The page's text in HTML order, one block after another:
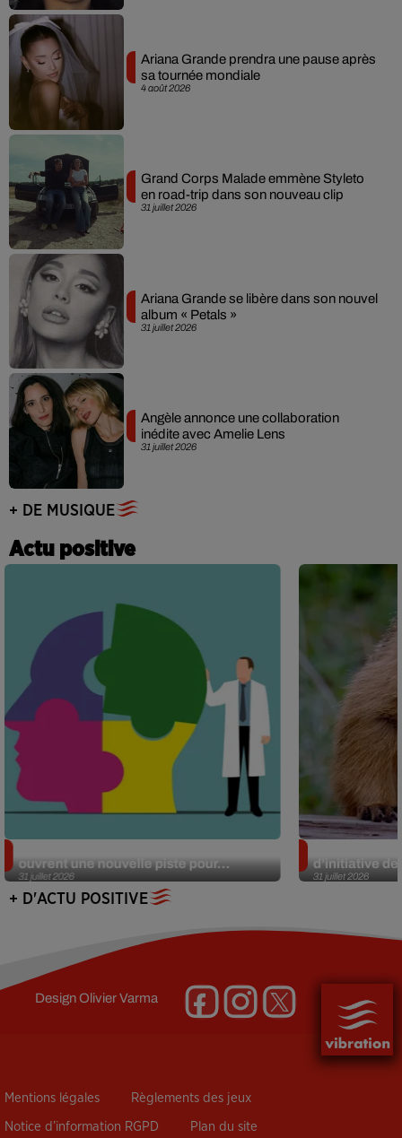
4 août 2026
Ariana Grande prendra une pause après
sa tournée mondiale
31 juillet 2026
Grand Corps Malade emmène Styleto
en road-trip dans son nouveau clip
31 juillet 2026
Ariana Grande se libère dans son nouvel
album « Petals »
31 juillet 2026
Angèle annonce une collaboration
inédite avec Amelie Lens
+ DE MUSIQUE
Actu positive
31 juillet 2026
ouvrent une nouvelle piste pour...
31 juillet 2026
d’initiative
+ D'ACTU POSITIVE
DesignOlivier Varma
Mentions légales Règlements des jeux
Notice d’information RGPD Plan du site